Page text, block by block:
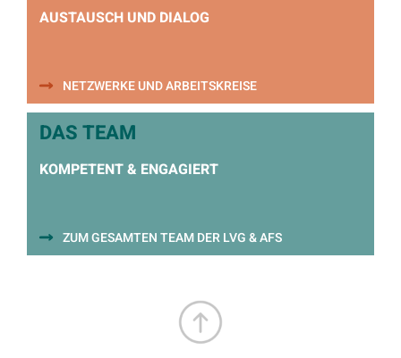
AUSTAUSCH UND DIALOG
NETZWERKE UND ARBEITSKREISE
DAS TEAM
KOMPETENT & ENGAGIERT
ZUM GESAMTEN TEAM DER LVG & AFS